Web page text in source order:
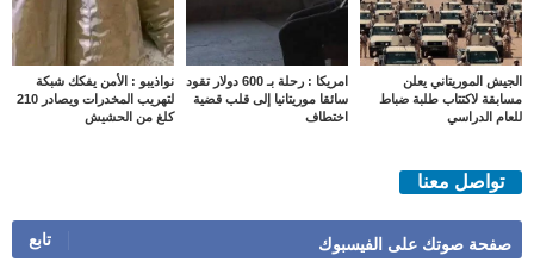
الجيش الموريتاني يعلن
مسابقة لاكتتاب طلبة ضباط
للعام الدراسي
امريكا : رحلة بـ 600 دولار تقود
سائقا موريتانيا إلى قلب قضية
اختطاف
نواذيبو : الأمن يفكك شبكة
لتهريب المخدرات ويصادر 210
كلغ من الحشيش
تواصل معنا
صفحة صوتك على الفيسبوك تابع